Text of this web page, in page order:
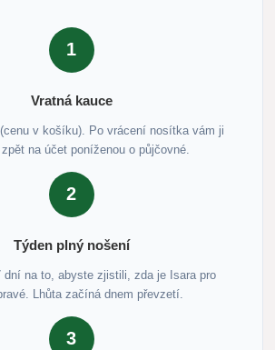
1
Vratná kauce
v košíku). Po vrácení nosítka vám ji
na účet poníženou o půjčovné.
2
Týden plný nošení
dní na to, abyste zjistili, zda je Isara pro
Lhůta začíná dnem převzetí.
3